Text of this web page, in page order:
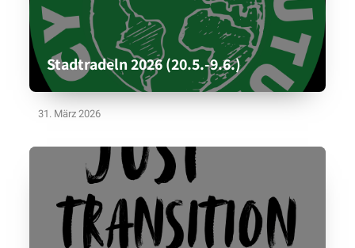
Stadtradeln 2026 (20.5.-9.6.)
31. März 2026